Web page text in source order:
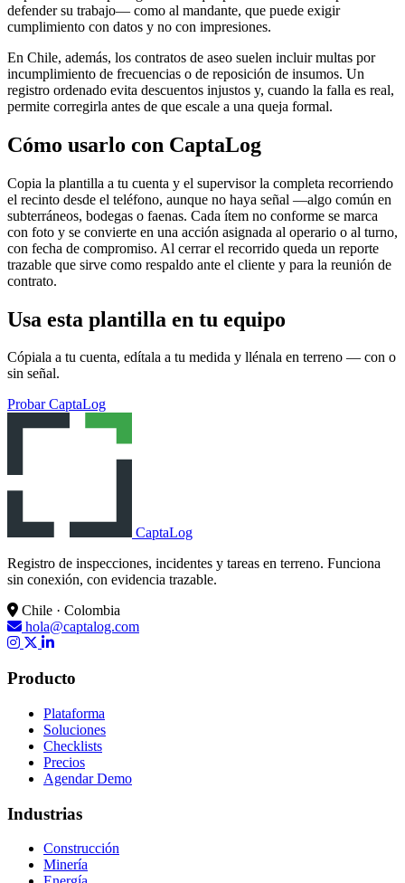
defender su trabajo— como al mandante, que puede exigir
cumplimiento con datos y no con impresiones.
En Chile, además, los contratos de aseo suelen incluir multas por
incumplimiento de frecuencias o de reposición de insumos. Un
registro ordenado evita descuentos injustos y, cuando la falla es real,
permite corregirla antes de que escale a una queja formal.
Cómo usarlo con CaptaLog
Copia la plantilla a tu cuenta y el supervisor la completa recorriendo
el recinto desde el teléfono, aunque no haya señal —algo común en
subterráneos, bodegas o faenas. Cada ítem no conforme se marca
con foto y se convierte en una acción asignada al operario o al turno,
con fecha de compromiso. Al cerrar el recorrido queda un reporte
trazable que sirve como respaldo ante el cliente y para la reunión de
contrato.
Usa esta plantilla en tu equipo
Cópiala a tu cuenta, edítala a tu medida y llénala en terreno — con o
sin señal.
Probar CaptaLog
CaptaLog
Registro de inspecciones, incidentes y tareas en terreno. Funciona
sin conexión, con evidencia trazable.
Chile · Colombia
hola@captalog.com
Producto
Plataforma
Soluciones
Checklists
Precios
Agendar Demo
Industrias
Construcción
Minería